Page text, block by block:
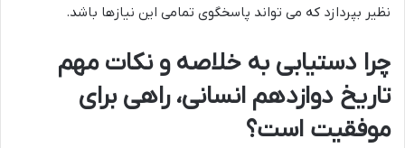
نظیر بپردازد که می تواند پاسخگوی تمامی این نیازها باشد.
چرا دستیابی به خلاصه و نکات مهم
تاریخ دوازدهم انسانی، راهی برای
موفقیت است؟